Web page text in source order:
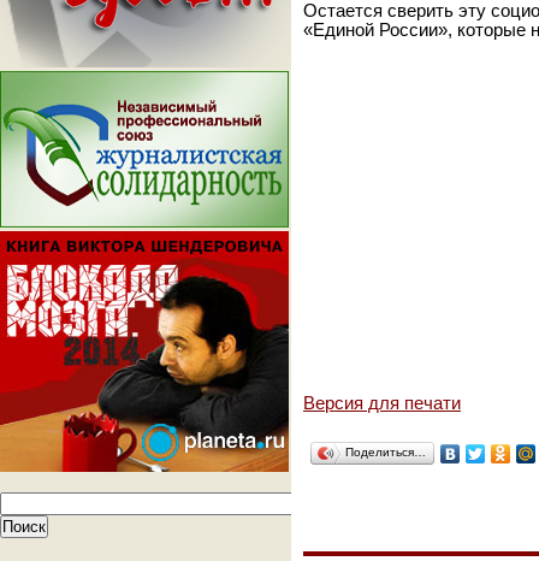
Остается сверить эту
«Единой России», которые
Версия для печати
Поделиться…